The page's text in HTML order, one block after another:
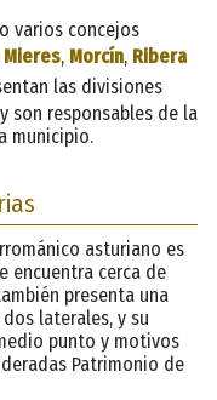
varios concejos
Mieres, Morcín, Ribera
las divisiones
son responsables de la
municipio.
asturiano es
encuentra cerca de
presenta una
laterales, y su
punto y motivos
Patrimonio de